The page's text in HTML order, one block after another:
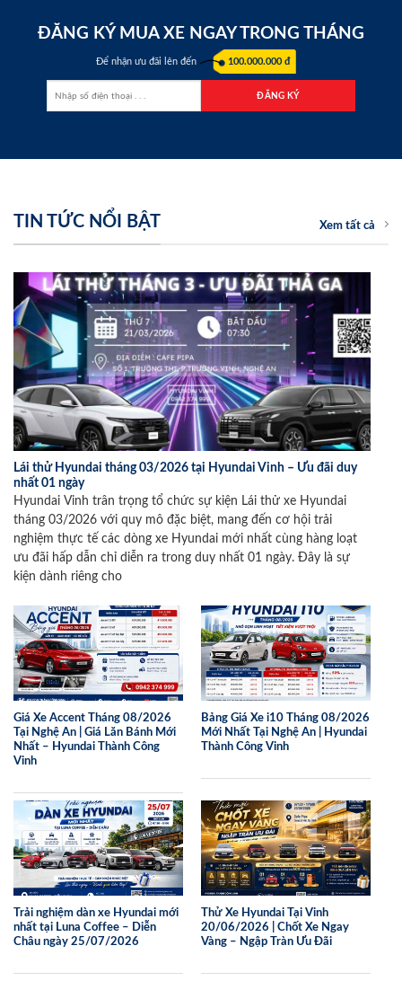
ĐĂNG KÝ MUA XE NGAY TRONG THÁNG
Để nhận ưu đãi lên đến 100.000.000 đ
TIN TỨC NỔI BẬT Xem tất cả
Lái thử Hyundai tháng 03/2026 tại Hyundai Vinh – Ưu đãi duy
nhất 01 ngày
Hyundai Vinh trân trọng tổ chức sự kiện Lái thử xe Hyundai
tháng 03/2026 với quy mô đặc biệt, mang đến cơ hội trải
nghiệm thực tế các dòng xe Hyundai mới nhất cùng hàng loạt
ưu đãi hấp dẫn chỉ diễn ra trong duy nhất 01 ngày. Đây là sự
kiện dành riêng cho
Giá Xe Accent Tháng 08/2026
Tại Nghệ An | Giá Lăn Bánh Mới
Nhất – Hyundai Thành Công
Vinh
Bảng Giá Xe i10 Tháng 08/2026
Mới Nhất Tại Nghệ An | Hyundai
Thành Công Vinh
Trải nghiệm dàn xe Hyundai mới
nhất tại Luna Coffee – Diễn
Châu ngày 25/07/2026
Thử Xe Hyundai Tại Vinh
20/06/2026 | Chốt Xe Ngay
Vàng – Ngập Tràn Ưu Đãi